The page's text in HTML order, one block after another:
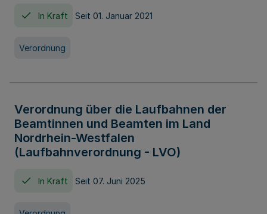
In Kraft Seit 01. Januar 2021
Verordnung
Verordnung über die Laufbahnen der
Beamtinnen und Beamten im Land
Nordrhein-Westfalen
(Laufbahnverordnung - LVO)
In Kraft Seit 07. Juni 2025